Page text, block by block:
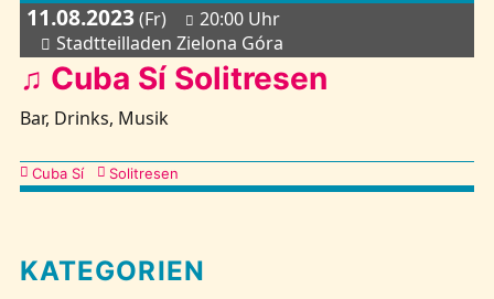
Blog
Archiv
11.08.2023(Fr)
20:00 Uhr
Stadtteilladen Zielona Góra
♫ Cuba Sí Solitresen
Bar, Drinks, Musik
Kategorien
Cuba Sí Solitresen
KATEGORIEN